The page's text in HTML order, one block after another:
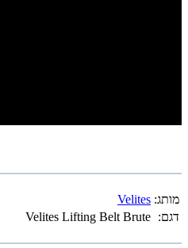
מותג: Velites
דגם: Velites Lifting Belt Brute